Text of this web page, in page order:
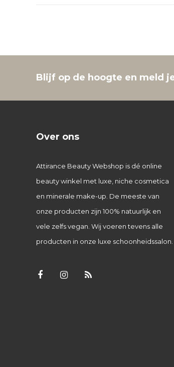
Blijf op de hoogte en meld
Over ons
Attirance Beauty Webshop is dé online
beauty winkel met luxe, niche cosmetica
en minerale make-up. De meeste van
onze producten zijn 100% natuurlijk en
vele zelfs vegan. Wij voeren tevens alle
producten in onze luxe schoonheidssalon.